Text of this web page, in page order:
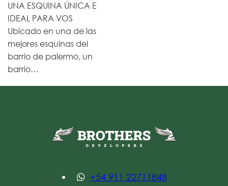
UNA ESQUINA ÚNICA E
IDEAL PARA VOS
Ubicado en una de las
mejores esquinas del
barrio de palermo, un
barrio…
+54 911 22711848